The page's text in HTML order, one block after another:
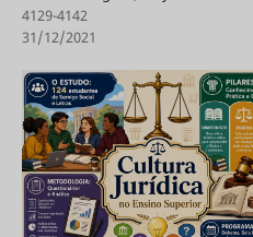
4129-4142
31/12/2021